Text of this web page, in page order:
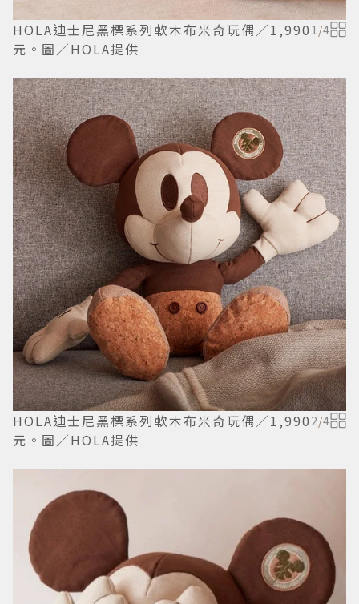
HOLA迪士尼黑標系列軟木布米奇玩偶／1,990
元。圖／HOLA提供
1 /4
HOLA迪士尼黑標系列軟木布米奇玩偶／1,990
元。圖／HOLA提供
2/4